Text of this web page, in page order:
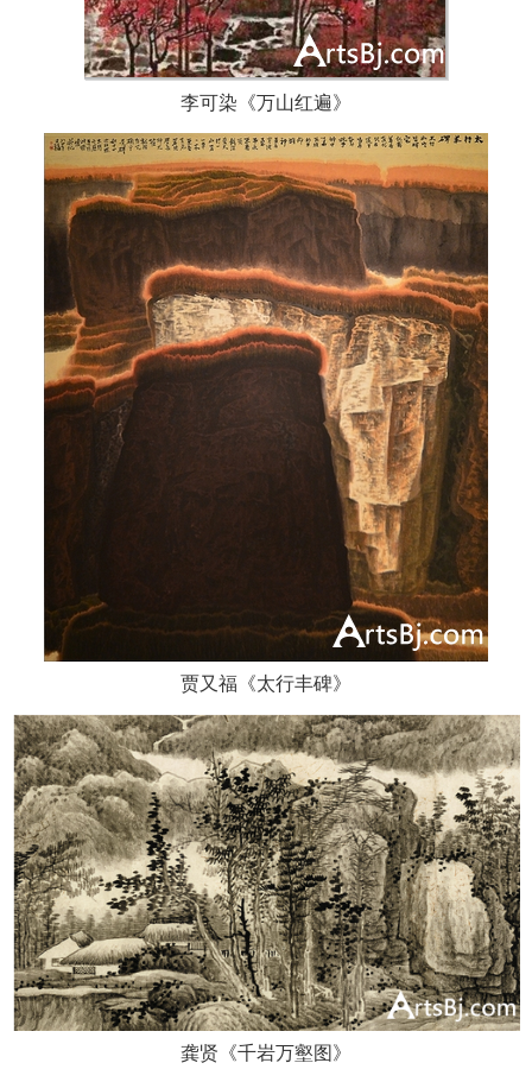
李可染《万山红遍》
贾又福《太行丰碑》
龚贤《千岩万壑图》